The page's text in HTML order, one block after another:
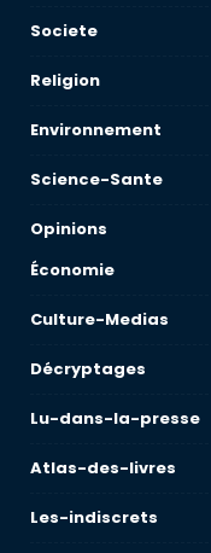
Societe
Religion
Environnement
Science-Sante
Opinions
Économie
Culture-Medias
Décryptages
Lu-dans-la-presse
Atlas-des-livres
Les-indiscrets